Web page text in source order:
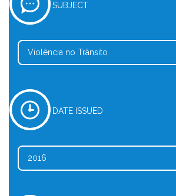
SUBJECT
Violência no Trânsito
DATE ISSUED
2016